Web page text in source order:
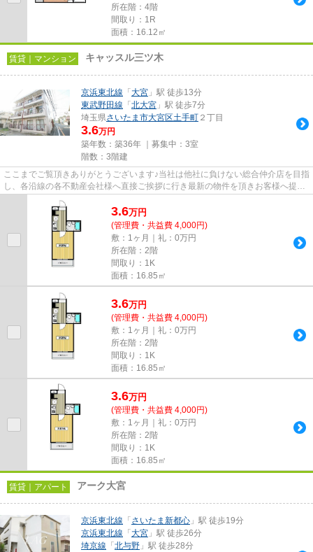
所在階：4階
間取り：1R
面積：16.12㎡
賃貸｜マンション キャッスル三ツ木
京浜東北線 「 大宮 」駅 徒歩13分
東武野田線 「 北大宮 」駅 徒歩7分
埼玉県さいたま市大宮区土手町 ２丁目
3.6万円
築年数：築36年 ｜募集中： 3室
階数：3階建
ここまでご覧頂きありがとうございます♪当社は他社に負けない総合仲介店を目指
し、各沿線の各不動産会社様へ直接ご挨拶に行き最新の物件を頂きお客様へ提供
しております！最新の情報は...
3.6万円
(管理費・共益費 4,000円)
敷：1ヶ月｜礼：0万円
所在階：2階
間取り：1K
面積：16.85㎡
3.6万円
(管理費・共益費 4,000円)
敷：1ヶ月｜礼：0万円
所在階：2階
間取り：1K
面積：16.85㎡
3.6万円
(管理費・共益費 4,000円)
敷：1ヶ月｜礼：0万円
所在階：2階
間取り：1K
面積：16.85㎡
賃貸｜アパート アーク大宮
京浜東北線 「 さいたま新都心 」駅 徒歩19分
京浜東北線 「 大宮 」駅 徒歩26分
埼京線 「 北与野 」駅 徒歩28分